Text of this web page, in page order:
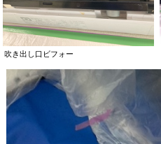
吹き出し口ビフォー